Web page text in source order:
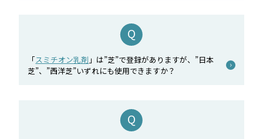
「スミチオン乳剤 」は”芝”で登録がありますが、”日本
芝”、”西洋芝”いずれにも使用できますか？